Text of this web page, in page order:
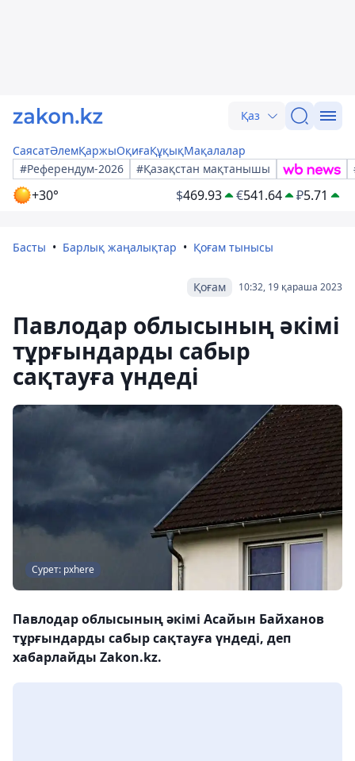
Қаз
СаясатӘлемҚаржыОқиғаҚұқықМақалалар
#Референдум-2026
#Қазақстан мақтанышы
+30° $469.93 €541.64 ₽5.71
Басты Барлық жаңалықтар Қоғам тынысы
10:32, 19 қараша 2023
Қоғам
Павлодар облысының әкімі
тұрғындарды сабыр
сақтауға үндеді
Сурет: pxhere
Павлодар облысының әкімі Асайын Байханов
тұрғындарды сабыр сақтауға үндеді, деп
хабарлайды Zakon.kz.